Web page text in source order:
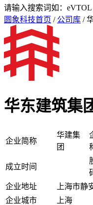
请输入搜索词如：eVTOL
圆象科技首页 / 公司库 /
华东建筑集
企业简称
华建集
团
成立时间
企业地址
上海市静
企业城市
上海